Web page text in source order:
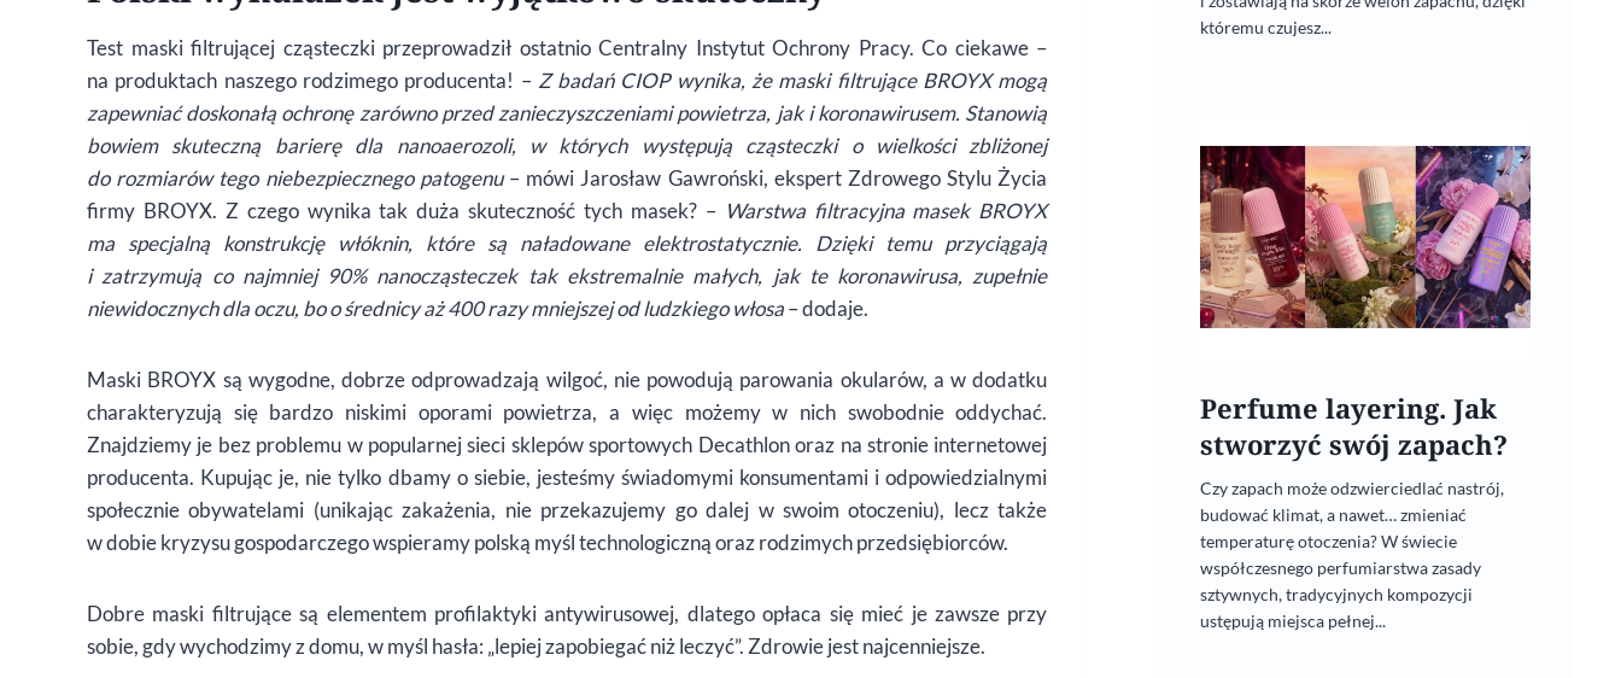
Test maski filtrującej cząsteczki przeprowadził ostatnio Centralny Instytut Ochrony Pracy. Co ciekawe –
na produktach naszego rodzimego producenta! – Z badań CIOP wynika, że maski filtrujące BROYX mogą
zapewniać doskonałą ochronę zarówno przed zanieczyszczeniami powietrza, jak i koronawirusem. Stanowią
bowiem skuteczną barierę dla nanoaerozoli, w których występują cząsteczki o wielkości zbliżonej
do rozmiarów tego niebezpiecznego patogenu– mówi Jarosław Gawroński, ekspert Zdrowego Stylu Życia
firmy BROYX. Z czego wynika tak duża skuteczność tych masek? – Warstwa filtracyjna masek BROYX
ma specjalną konstrukcję włóknin, które są naładowane elektrostatycznie. Dzięki temu przyciągają
i zatrzymują co najmniej 90% nanocząsteczek tak ekstremalnie małych, jak te koronawirusa, zupełnie
niewidocznych dla oczu, bo o średnicy aż 400 razy mniejszej od ludzkiego włosa– dodaje.
Maski BROYX są wygodne, dobrze odprowadzają wilgoć, nie powodują parowania okularów, a w dodatku
charakteryzują się bardzo niskimi oporami powietrza, a więc możemy w nich swobodnie oddychać.
Znajdziemy je bez problemu w popularnej sieci sklepów sportowych Decathlon oraz na stronie internetowej
producenta. Kupując je, nie tylko dbamy o siebie, jesteśmy świadomymi konsumentami i odpowiedzialnymi
społecznie obywatelami (unikając zakażenia, nie przekazujemy go dalej w swoim otoczeniu), lecz także
w dobie kryzysu gospodarczego wspieramy polską myśl technologiczną oraz rodzimych przedsiębiorców.
Dobre maski filtrujące są elementem profilaktyki antywirusowej, dlatego opłaca się mieć je zawsze przy
sobie, gdy wychodzimy z domu, w myśl hasła: „lepiej zapobiegać niż leczyć”. Zdrowie jest najcenniejsze.
któremu czujesz...
Perfume layering. Jak
stworzyć swój zapach?
Czy zapach może odzwierciedlać nastrój,
budować klimat, a nawet… zmieniać
temperaturę otoczenia? W świecie
współczesnego perfumiarstwa zasady
sztywnych, tradycyjnych kompozycji
ustępują miejsca pełnej...